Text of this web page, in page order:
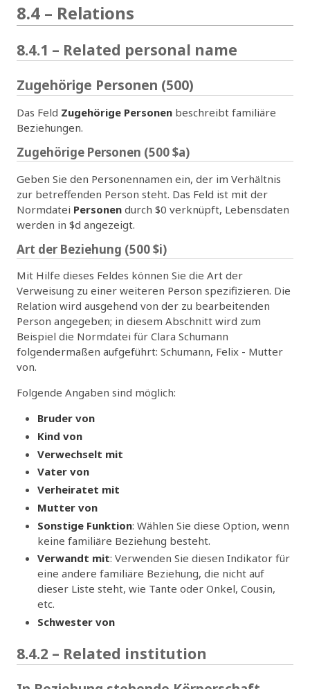
8.4 – Relations
8.4.1 – Related personal name
Zugehörige Personen (500)
Das Feld Zugehörige Personen beschreibt familiäre
Beziehungen.
Zugehörige Personen (500 $a)
Geben Sie den Personennamen ein, der im Verhältnis
zur betreffenden Person steht. Das Feld ist mit der
Normdatei Personen durch $0 verknüpft, Lebensdaten
werden in $d angezeigt.
Art der Beziehung (500 $i)
Mit Hilfe dieses Feldes können Sie die Art der
Verweisung zu einer weiteren Person spezifizieren. Die
Relation wird ausgehend von der zu bearbeitenden
Person angegeben; in diesem Abschnitt wird zum
Beispiel die Normdatei für Clara Schumann
folgendermaßen aufgeführt: Schumann, Felix - Mutter
von.
Folgende Angaben sind möglich:
Bruder von
Kind von
Verwechselt mit
Vater von
Verheiratet mit
Mutter von
Sonstige Funktion: Wählen Sie diese Option, wenn
keine familiäre Beziehung besteht.
Verwandt mit: Verwenden Sie diesen Indikator für
eine andere familiäre Beziehung, die nicht auf
dieser Liste steht, wie Tante oder Onkel, Cousin,
etc.
Schwester von
8.4.2 – Related institution